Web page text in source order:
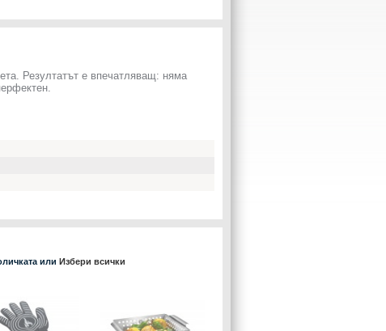
Резултатът е впечатляващ: няма
или Избери всички